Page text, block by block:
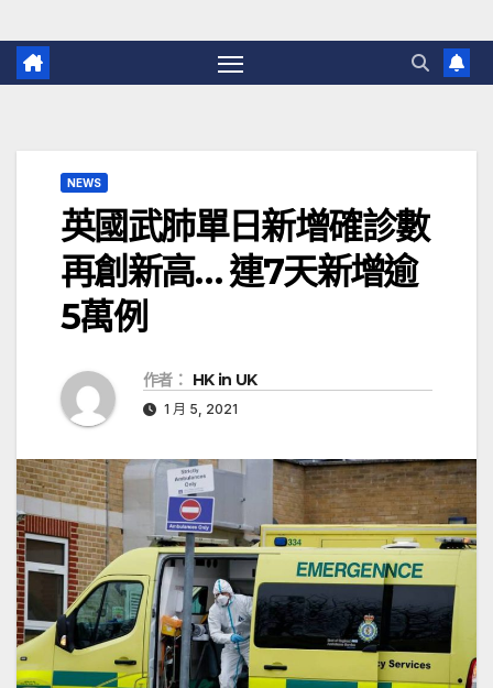
NEWS
英國武肺單日新增確診數
再創新高… 連7天新增逾
5萬例
作者： HK in UK
1 月 5, 2021